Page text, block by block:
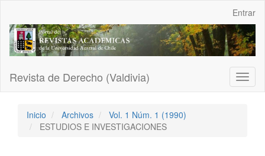
Contenido
principal
Barra
Entrar
Revista de Derecho (Valdivia)
Inicio Archivos
Vol. 1 Núm. 1 (1990)
ESTUDIOS E INVESTIGACIONES